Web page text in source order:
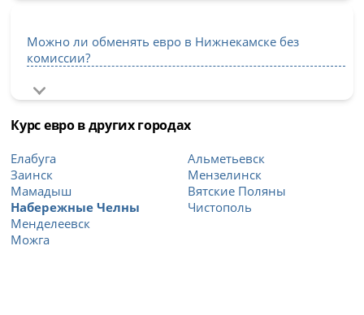
Можно ли обменять евро в Нижнекамске без
комиссии?
Курс евро в других городах
Елабуга
Заинск
Мамадыш
Набережные Челны
Менделеевск
Можга
Альметьевск
Мензелинск
Вятские Поляны
Чистополь